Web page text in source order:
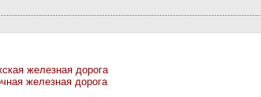
железная дорога
железная дорога